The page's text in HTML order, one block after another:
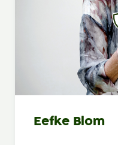
Eefke Blom